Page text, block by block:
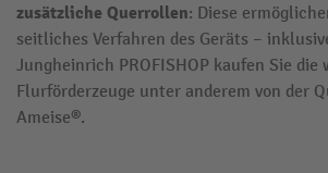
zusätzliche Querrollen: Diese
seitliches Verfahren des Geräts –
Jungheinrich PROFISHOP kaufen Sie die
Flurförderzeuge unter anderem von der
Ameise®.